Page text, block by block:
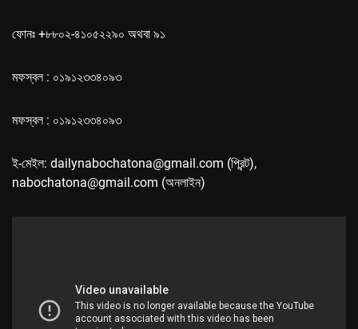
ফোনঃ +৮৮০২-৪১০৫২২৯০ অথবা ৯১
মফস্বল : ০১৯১২৩৩৪০৯৩
মফস্বল : ০১৯১২৩৩৪০৯৩
ই-মেইল: dailynabochatona@gmail.com (প্রিন্ট),
nabochatona@gmail.com (অনলাইন)